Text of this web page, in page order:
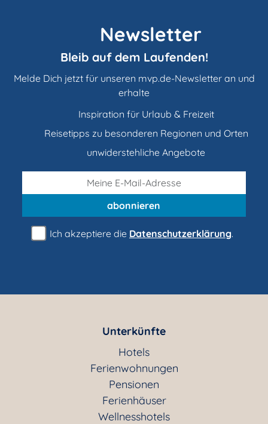
Newsletter
Bleib auf dem Laufenden!
Melde Dich jetzt für unseren mvp.de-Newsletter an und
erhalte
Inspiration für Urlaub & Freizeit
Reisetipps zu besonderen Regionen und Orten
unwiderstehliche Angebote
abonnieren
Ich akzeptiere die Datenschutzerklärung.
Unterkünfte
Hotels
Ferienwohnungen
Pensionen
Ferienhäuser
Wellnesshotels